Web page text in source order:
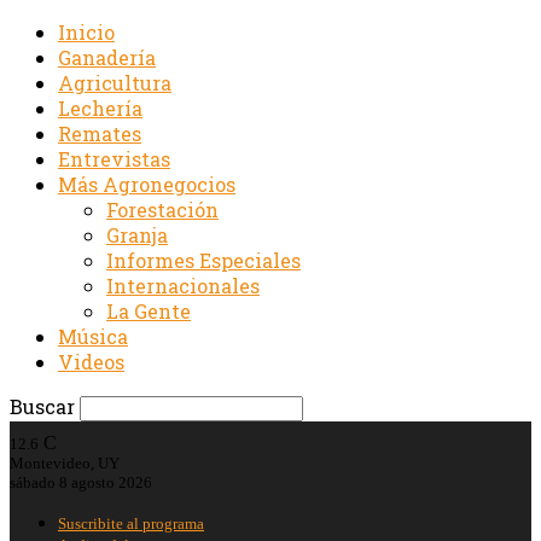
Inicio
Ganadería
Agricultura
Lechería
Remates
Entrevistas
Más Agronegocios
Forestación
Granja
Informes Especiales
Internacionales
La Gente
Música
Videos
Buscar
12.6 C
Montevideo, UY
sábado 8 agosto 2026
Suscribite al programa